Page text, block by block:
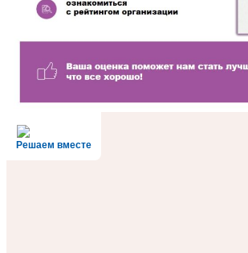
Решаем вместе